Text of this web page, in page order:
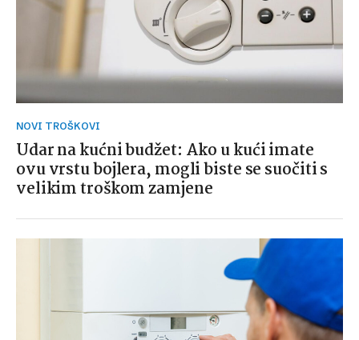
NOVI TROŠKOVI
Udar na kućni budžet: Ako u kući imate
ovu vrstu bojlera, mogli biste se suočiti s
velikim troškom zamjene